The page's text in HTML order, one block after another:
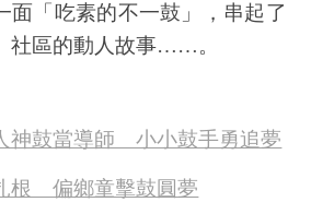
面「吃素的不一鼓」，串起了
社區的動人故事……。
神鼓當導師 小小鼓手勇追夢
根 偏鄉童擊鼓圓夢